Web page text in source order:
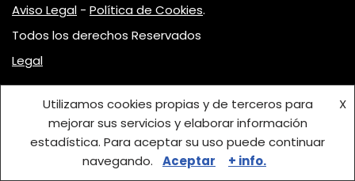
Aviso Legal - Política de Cookies.
Todos los derechos Reservados
Legal
Utilizamos cookies propias y de terceros para
mejorar sus servicios y elaborar información
estadística. Para aceptar su uso puede continuar
navegando.
X
Aceptar + info.